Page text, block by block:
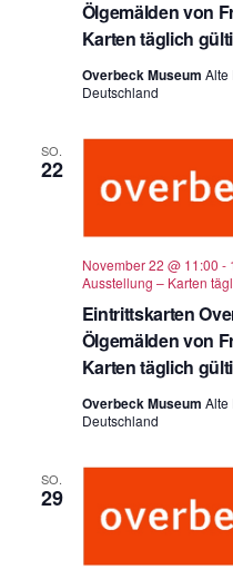
Ölgemälden von
Karten täglich
Overbeck Museum Alte
Deutschland
SO.
22
Eintrittskarten
Ölgemälden von
Karten täglich
November 22 @ 11:00 -
Ausstellung – Karten
Overbeck Museum Alte
Deutschland
SO.
29